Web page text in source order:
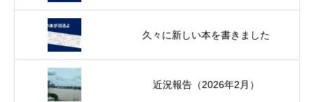
久々に新しい本を書きました
近況報告（2026年2月）